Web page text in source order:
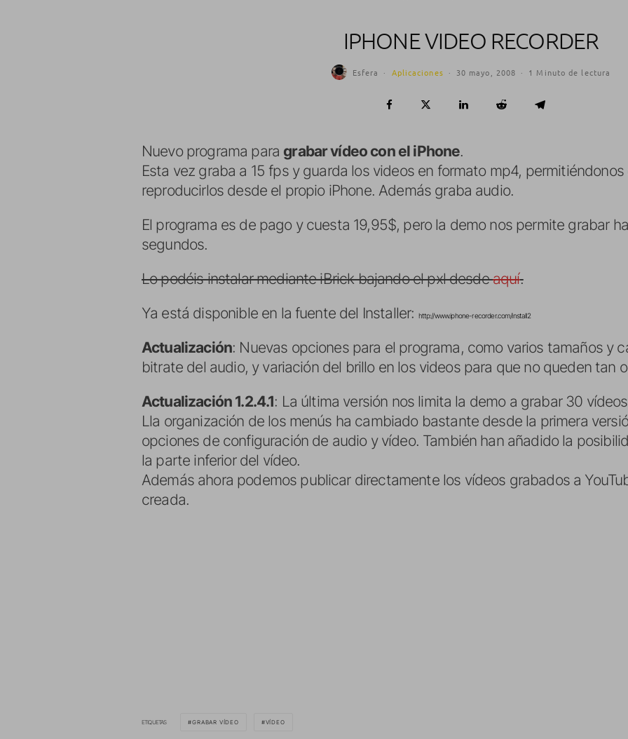
IPHONE VIDEO RECORDER
Esfera · Aplicaciones · 30 mayo, 2008 · 1 Minuto de lectura
Nuevo programa para grabar vídeo con el iPhone.
Esta vez graba a 15 fps y guarda los videos en formato mp4,
reproducirlos desde el propio iPhone. Además graba audio.
El programa es de pago y cuesta 19,95$, pero la demo nos permite grabar
segundos.
Lo podéis instalar mediante iBrick bajando el pxl desdeaquí.
Ya está disponible en la fuente del Installer: http://www.iphone-recorder.com/install2
Actualización: Nuevas opciones para el programa, como varios tamaños y
bitrate del audio, y variación del brillo en los videos para que no queden tan
Actualización 1.2.4.1: La última versión nos limita la demo a grabar 30
Lla organización de los menús ha cambiado bastante desde la primera
opciones de configuración de audio y vídeo. También han añadido la
la parte inferior del vídeo.
Además ahora podemos publicar directamente los vídeos grabados a
creada.
ETIQUETAS GRABAR VÍDEO VÍDEO